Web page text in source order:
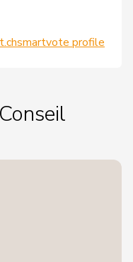
smartvote profile